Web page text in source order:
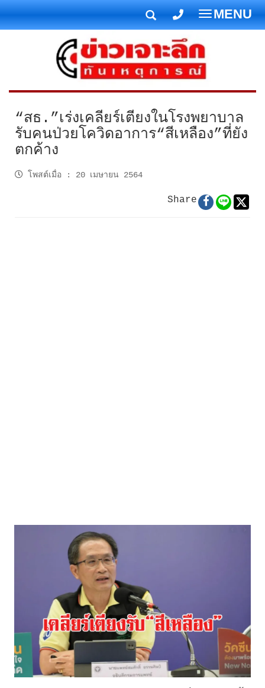
T
o
g
g
l
e
a
v
t
MENU
“สธ.”เร่งเคลียร์เตียงในโรงพยาบาล
รับคนป่วยโควิดอาการ“สีเหลือง”ที่ยัง
ตกค้าง
โพสต์เมื่อ : 20 เมษายน 2564
Share